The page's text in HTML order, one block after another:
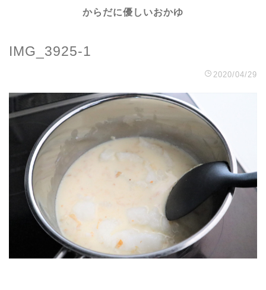
からだに優しいおかゆ
IMG_3925-1
2020/04/29